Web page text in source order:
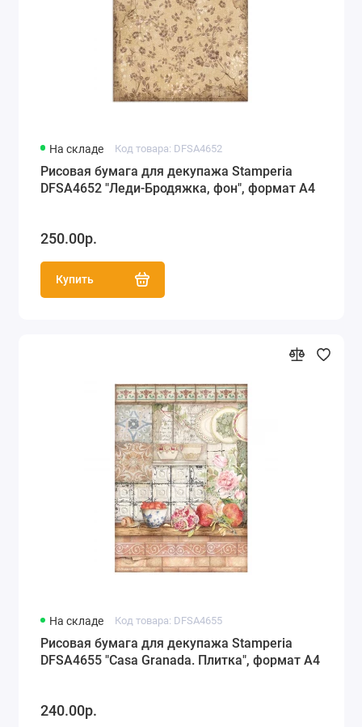
На складе Код товара: DFSA4652
Рисовая бумага для декупажа Stamperia
DFSA4652 "Леди-Бродяжка, фон", формат А4
250.00р.
Купить
На складе Код товара: DFSA4655
Рисовая бумага для декупажа Stamperia
DFSA4655 "Casa Granada. Плитка", формат А4
240.00р.